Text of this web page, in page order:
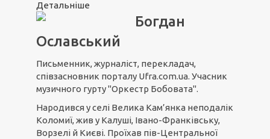
Детальніше
Богдан
Ославський
Письменник, журналіст, перекладач,
співзасновник порталу Ufra.com.ua. Учасник
музичного гурту "Оркестр Бобовата".
Народився у селі Велика Кам’янка неподалік
Коломиї, жив у Калуші, Івано-Франківську,
Ворзелі й Києві. Проїхав пів-Центральної